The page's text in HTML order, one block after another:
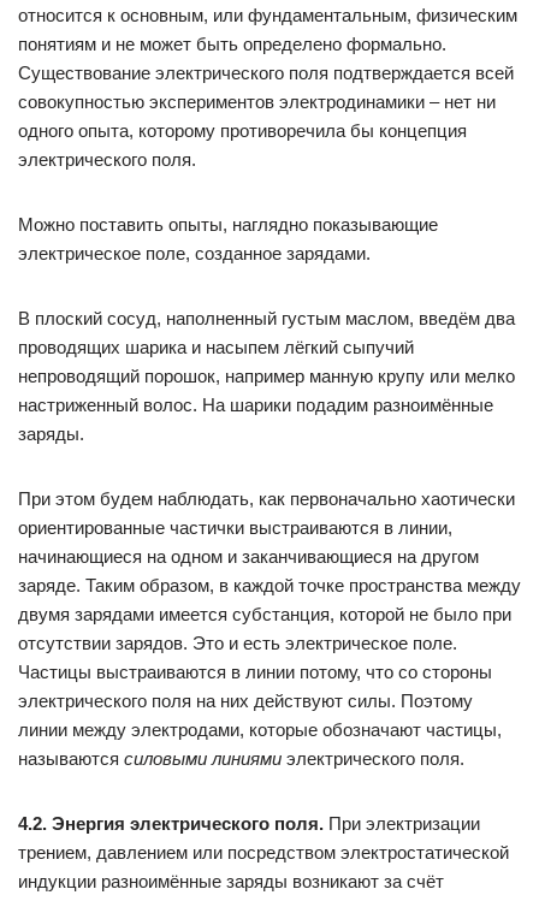
относится к основным, или фундаментальным, физическим
понятиям и не может быть определено формально.
Существование электрического поля подтверждается всей
совокупностью экспериментов электродинамики – нет ни
одного опыта, которому противоречила бы концепция
электрического поля.
Можно поставить опыты, наглядно показывающие
электрическое поле, созданное зарядами.
В плоский сосуд, наполненный густым маслом, введём два
проводящих шарика и насыпем лёгкий сыпучий
непроводящий порошок, например манную крупу или мелко
настриженный волос. На шарики подадим разноимённые
заряды.
При этом будем наблюдать, как первоначально хаотически
ориентированные частички выстраиваются в линии,
начинающиеся на одном и заканчивающиеся на другом
заряде. Таким образом, в каждой точке пространства между
двумя зарядами имеется субстанция, которой не было при
отсутствии зарядов. Это и есть электрическое поле.
Частицы выстраиваются в линии потому, что со стороны
электрического поля на них действуют силы. Поэтому
линии между электродами, которые обозначают частицы,
называются силовыми линиями электрического поля.
4.2. Энергия электрического поля. При электризации
трением, давлением или посредством электростатической
индукции разноимённые заряды возникают за счёт